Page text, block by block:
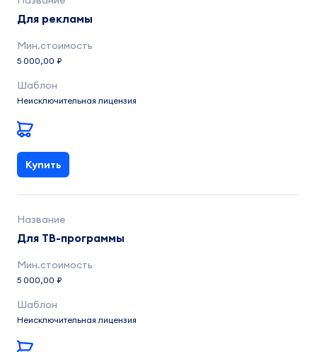
Для рекламы
5 000,00 ₽
Неисключительная лицензия
Купить
Для ТВ-программы
5 000,00 ₽
Неисключительная лицензия